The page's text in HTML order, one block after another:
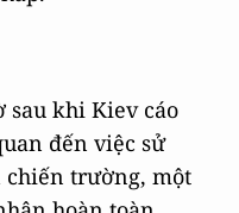
sau khi Kiev cáo
đến việc sử
chiến trường, một